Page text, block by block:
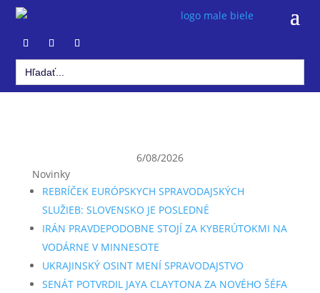
Search
for:
6/08/2026
Novinky
REBRÍČEK EURÓPSKYCH SPRAVODAJSKÝCH
SLUŽIEB: SLOVENSKO JE POSLEDNÉ
IRÁN PRAVDEPODOBNE STOJÍ ZA KYBERÚTOKMI NA
VODÁRNE V MINNESOTE
UKRAJINSKÝ OSINT MENÍ SPRAVODAJSTVO
SENÁT POTVRDIL JAYA CLAYTONA ZA NOVÉHO ŠÉFA